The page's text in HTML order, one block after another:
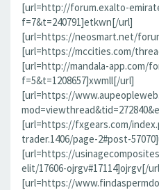
[url=http://forum.exalto-
f=7&t=240791]etkwn[/url]
[url=https://neosmart.net/
[url=https://mccities.com/
[url=http://mandala-app.com/
f=5&t=1208657]xwmll[/url]
[url=https://
[url=https://fxgears.com/
trader.1406/page-2#post-
[url=https://
elit/17606-ojrgv#17114]ojrgv[/
[url=https://